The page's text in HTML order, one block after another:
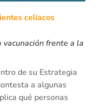
celiacos
frente a la
de su Estrategia
a algunas
qué personas